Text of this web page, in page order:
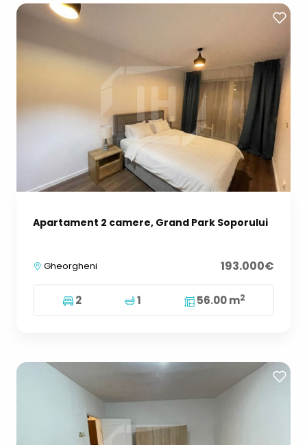
Apartament 2 camere, Grand Park Soporului
Gheorgheni 193.000€
2 1 56.00 m2